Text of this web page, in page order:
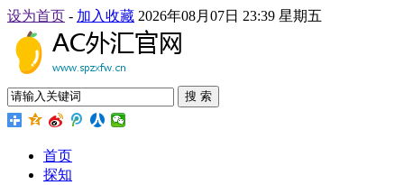
设为首页 - 加入收藏 2026年08月07日 23:39 星期五
搜 索
首页
探知